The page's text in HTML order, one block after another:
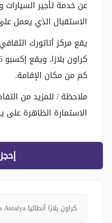
الاستقبال الذي يعمل على مدار
كم من مكان الإقامة.
ملاحظة / للمزيد من
الاستمارة الظاهرة على